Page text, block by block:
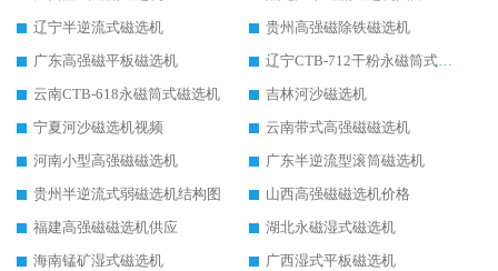
辽宁半逆流式磁选机
贵州高强磁除铁磁选机
广东高强磁平板磁选机
辽宁CTB-712干粉永磁筒式磁选机
云南CTB-618永磁筒式磁选机
吉林河沙磁选机
宁夏河沙磁选机视频
云南带式高强磁磁选机
河南小型高强磁磁选机
广东半逆流型滚筒磁选机
贵州半逆流式弱磁选机结构图
山西高强磁磁选机价格
福建高强磁磁选机供应
湖北永磁湿式磁选机
海南锰矿湿式磁选机
广西湿式平板磁选机